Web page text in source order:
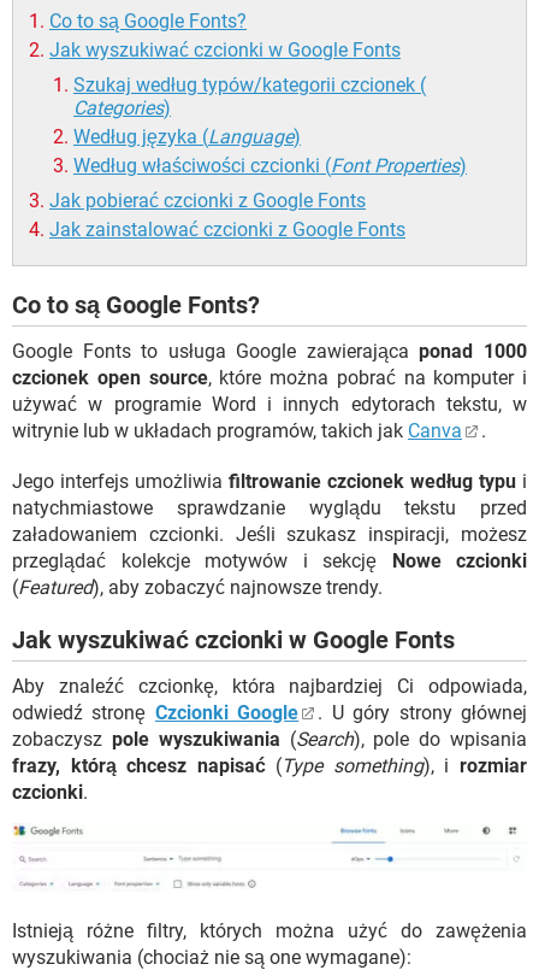
Co to są Google Fonts?
Jak wyszukiwać czcionki w Google Fonts
Szukaj według typów/kategorii czcionek (
Categories)
Według języka (Language)
Według właściwości czcionki (Font Properties)
Jak pobierać czcionki z Google Fonts
Jak zainstalować czcionki z Google Fonts
Co to są Google Fonts?
Google Fonts to usługa Google zawierającaponad 1000
czcionek open source, które można pobrać na komputer i
używać w programie Word i innych edytorach tekstu, w
witrynie lub w układach programów, takich jak Canva .
Jego interfejs umożliwia filtrowanie czcionek według typu i
natychmiastowe sprawdzanie wyglądu tekstu przed
załadowaniem czcionki. Jeśli szukasz inspiracji, możesz
przeglądać kolekcje motywów i sekcję
Nowe czcionki
(Featured), aby zobaczyć najnowsze trendy.
Jak wyszukiwać czcionki w Google Fonts
Aby znaleźć czcionkę, która najbardziej Ci odpowiada,
odwiedź stronę Czcionki Google
. U góry strony głównej
zobaczysz pole wyszukiwania (Search), pole do wpisania
frazy, którą chcesz napisać(Type something), irozmiar
czcionki.
Istnieją różne filtry, których można użyć do zawężenia
wyszukiwania (chociaż nie są one wymagane):